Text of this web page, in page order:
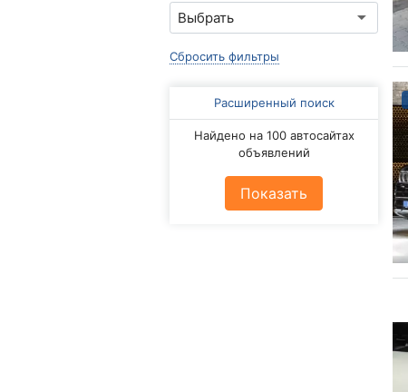
Сбросить фильтры
Расширенный поиск
Найдено на 100 автосайтах
объявлений
Показать